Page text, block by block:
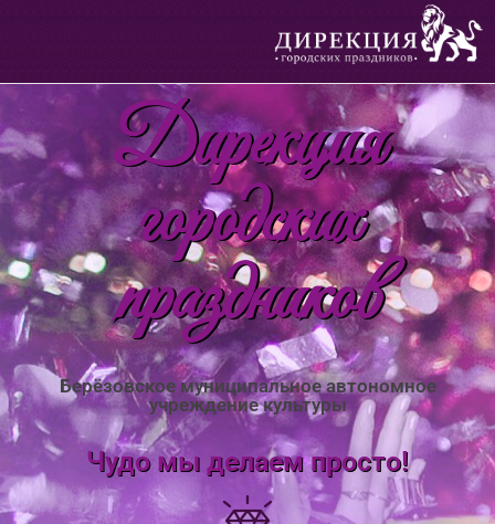
Дирекция
городских
праздников
Берёзовское муниципальное автономное
учреждение культуры
Чудо мы делаем просто!